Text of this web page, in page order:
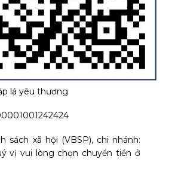
lá yêu thương
sách xã hội (VBSP), chi nhánh:
vị vui lòng chọn chuyển tiền ở